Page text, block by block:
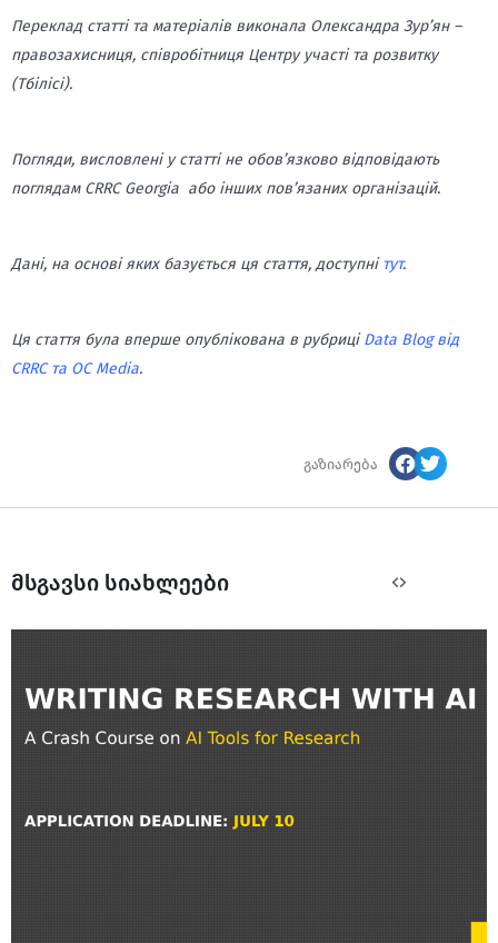
Переклад статті та матеріалів виконала Олександра Зур’ян –
правозахисниця, співробітниця Центру участі та розвитку
(Тбілісі).
Погляди, висловлені у статті не обов’язково відповідають
поглядам CRRC Georgia або інших пов’язаних організацій.
Дані, на основі яких базується ця стаття, доступнітут.
Ця стаття була вперше опублікована в рубриціData Blog від
CRRC та OC Media.
გაზიარება
მსგავსი სიახლეები